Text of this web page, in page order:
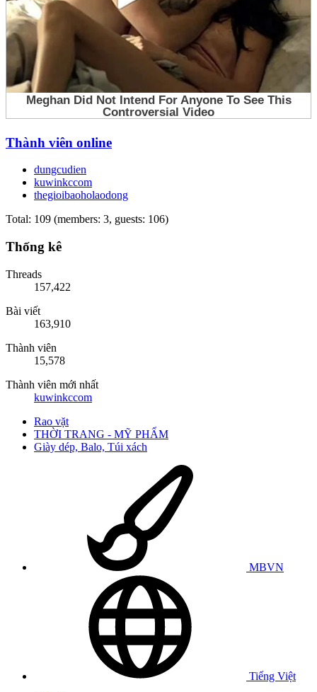
Thành viên online
dungcudien
kuwinkccom
thegioibaoholaodong
Total: 109 (members: 3, guests: 106)
Thống kê
Threads
157,422
Bài viết
163,910
Thành viên
15,578
Thành viên mới nhất
kuwinkccom
Rao vặt
THỜI TRANG - MỸ PHẨM
Giày dép, Balo, Túi xách
MBVN
Tiếng Việt